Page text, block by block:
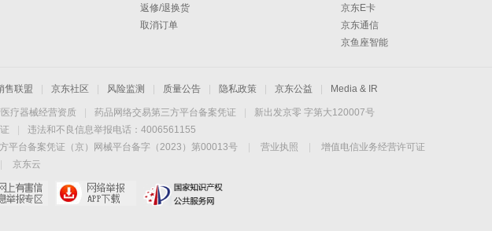
返修/退换货
取消订单
京东E卡
京东通信
京鱼座智能
售联盟 京东社区 风险监测 质量公告 隐私政策 京东公益 Media & IR
疗器械经营资质 药品网络交易第三方平台备案凭证
新出发京零 字第大120007号
违法和不良信息举报电话：4006561155
平台备案凭证（京）网械平台备字（2023）第00013号 营业执照
增值电信业务经营许可证
京东云